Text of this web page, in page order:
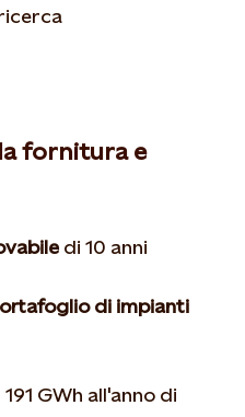
fornitura e
di 10 anni
di impianti
GWh all'anno di